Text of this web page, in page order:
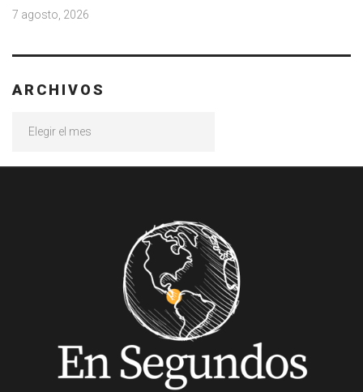
7 agosto, 2026
ARCHIVOS